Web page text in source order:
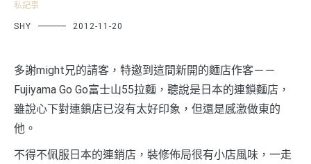
私記事
SHY 2012-11-20
多謝might兄的請客，特邀到這間新開的麵店作客－－
Fujiyama Go Go富士山55拉麵，聽說是日本的連鎖麵店，
雖說心下對連鎖店已沒有太好印象，但還是感激做東的
他。
不得不佩服日本的連銷店，裝修佈局很有小店風味，一走